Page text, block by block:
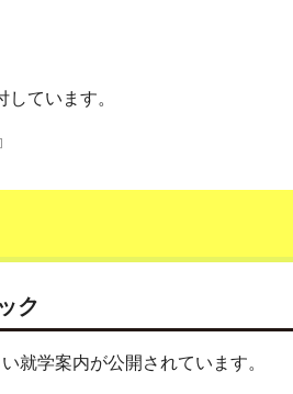
ています。
ク
就学案内が公開されています。